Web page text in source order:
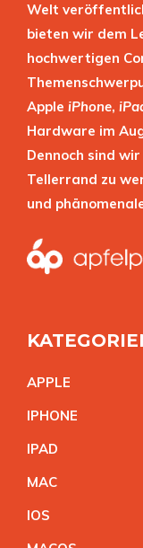
Welt
bieten wir dem
hochwertigen
Apple iPhone,
Hardware im
Dennoch sind
Tellerrand zu
und
APPLE
IPHONE
IPAD
MAC
IOS